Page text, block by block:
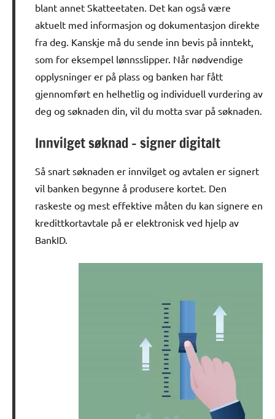
blant annet Skatteetaten. Det kan også være
aktuelt med informasjon og dokumentasjon direkte
fra deg. Kanskje må du sende inn bevis på inntekt,
som for eksempel lønnsslipper. Når nødvendige
opplysninger er på plass og banken har fått
gjennomført en helhetlig og individuell vurdering av
deg og søknaden din, vil du motta svar på søknaden.
Innvilget søknad – signer digitalt
Så snart søknaden er innvilget og avtalen er signert
vil banken begynne å produsere kortet. Den
raskeste og mest effektive måten du kan signere en
kredittkortavtale på er elektronisk ved hjelp av
BankID.